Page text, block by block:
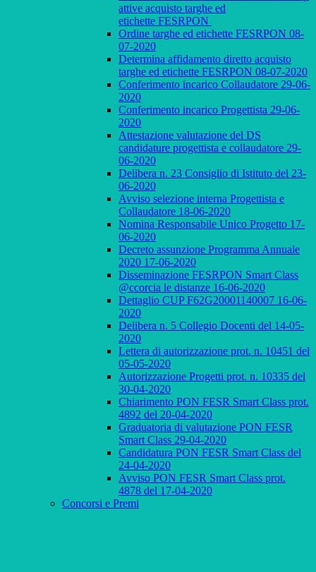
attive acquisto targhe ed
etichette FESRPON
Ordine targhe ed etichette FESRPON 08-
07-2020
Determina affidamento diretto acquisto
targhe ed etichette FESRPON 08-07-2020
Conferimento incarico Collaudatore 29-06-
2020
Conferimento incarico Progettista 29-06-
2020
Attestazione valutazione del DS
candidature progettista e collaudatore 29-
06-2020
Delibera n. 23 Consiglio di Istituto del 23-
06-2020
Avviso selezione interna Progettista e
Collaudatore 18-06-2020
Nomina Responsabile Unico Progetto 17-
06-2020
Decreto assunzione Programma Annuale
2020 17-06-2020
Disseminazione FESRPON Smart Class
@ccorcia le distanze 16-06-2020
Dettaglio CUP F62G20001140007 16-06-
2020
Delibera n. 5 Collegio Docenti del 14-05-
2020
Lettera di autorizzazione prot. n. 10451 del
05-05-2020
Autorizzazione Progetti prot. n. 10335 del
30-04-2020
Chiarimento PON FESR Smart Class prot.
4892 del 20-04-2020
Graduatoria di valutazione PON FESR
Smart Class 29-04-2020
Candidatura PON FESR Smart Class del
24-04-2020
Avviso PON FESR Smart Class prot.
4878 del 17-04-2020
Concorsi e Premi